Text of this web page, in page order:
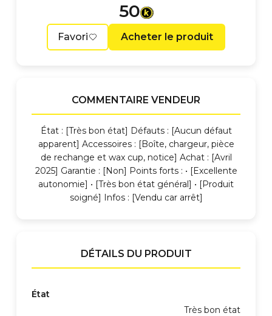
50
Favori Acheter le produit
COMMENTAIRE VENDEUR
État : [Très bon état] Défauts : [Aucun défaut
apparent] Accessoires : [Boîte, chargeur, pièce
de rechange et wax cup, notice] Achat : [Avril
2025] Garantie : [Non] Points forts : • [Excellente
autonomie] • [Très bon état général] • [Produit
soigné] Infos : [Vendu car arrêt]
DÉTAILS DU PRODUIT
État
Très bon état